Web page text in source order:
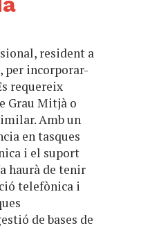
resident a
per incorporar-
requereix
Grau Mitjà o
Amb un
en tasques
i el suport
haurà de tenir
telefònica i
de bases de